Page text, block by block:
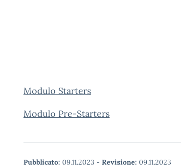
Modulo Starters
Modulo Pre-Starters
Pubblicato: 09.11.2023 - Revisione: 09.11.2023